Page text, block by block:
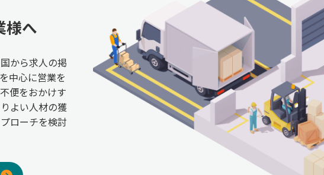
様へ
から求人の掲
中心に営業を
便をおかけす
よい人材の獲
ローチを検討